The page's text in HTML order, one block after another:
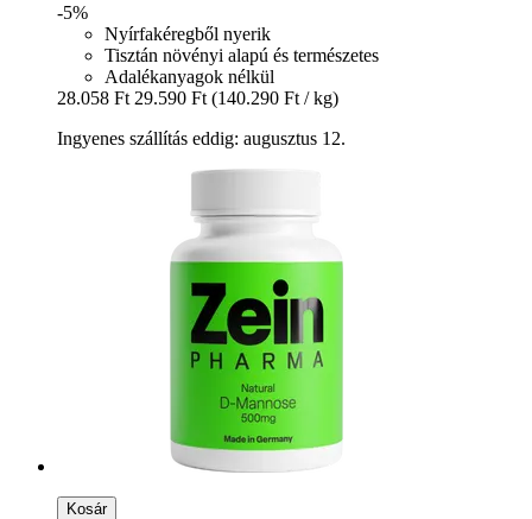
-5%
Nyírfakéregből nyerik
Tisztán növényi alapú és természetes
Adalékanyagok nélkül
28.058 Ft 29.590 Ft (140.290 Ft / kg)
Ingyenes szállítás eddig: augusztus 12.
Kosár